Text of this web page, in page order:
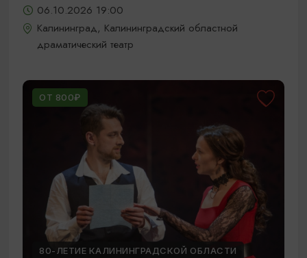
06.10.2026 19:00
Калининград, Калининградский областной
драматический театр
ОТ 800₽
80-ЛЕТИЕ КАЛИНИНГРАДСКОЙ ОБЛАСТИ